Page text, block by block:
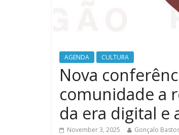
AGENDA CULTURA
Nova
comunidade a
da era digital e
November 3, 2025 Gonçalo